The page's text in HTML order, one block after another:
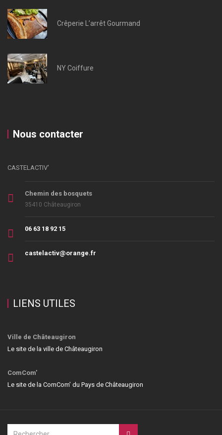
Crêperie L’arrêt Gourmand
NY Coiffure
Nous contacter
CASTELACTIV'
Chemin des bosquets
35410 Châteaugiron
06 63 18 92 15
castelactiv@orange.fr
LIENS UTILES
Ville de Châteaugiron
Le site de la ville de Châteaugiron
ComCom’
Le site de la ComCom’ du Pays de Châteaugiron